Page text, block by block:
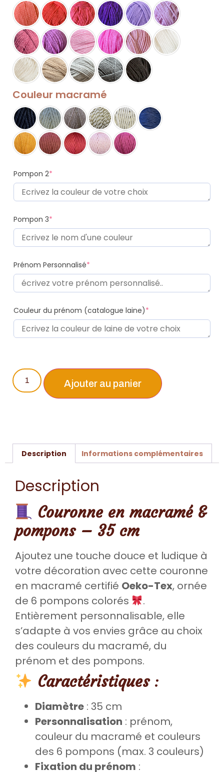
Couleur macramé
Pompon 2*
Pompon 3*
Prénom Personnalisé*
Couleur du prénom (catalogue laine)*
Ajouter au panier
Description Informations complémentaires
Description
Couronne en macramé &
pompons – 35 cm
Ajoutez une touche douce et ludique à
votre décoration avec cette couronne
en macramé certifié Oeko-Tex, ornée
de 6 pompons colorés
.
Entièrement personnalisable, elle
s’adapte à vos envies grâce au choix
des couleurs du macramé, du
prénom et des pompons.
Caractéristiques:
Diamètre : 35 cm
Personnalisation : prénom,
couleur du macramé et couleurs
des 6 pompons (max. 3 couleurs)
Fixation du prénom :